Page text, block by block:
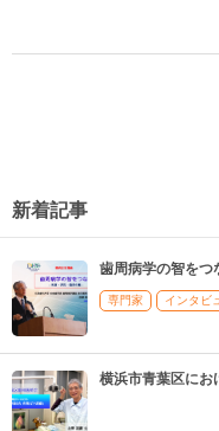
新着記事
歯周病学の智を
専門家 インタビ
横浜市青葉区にお